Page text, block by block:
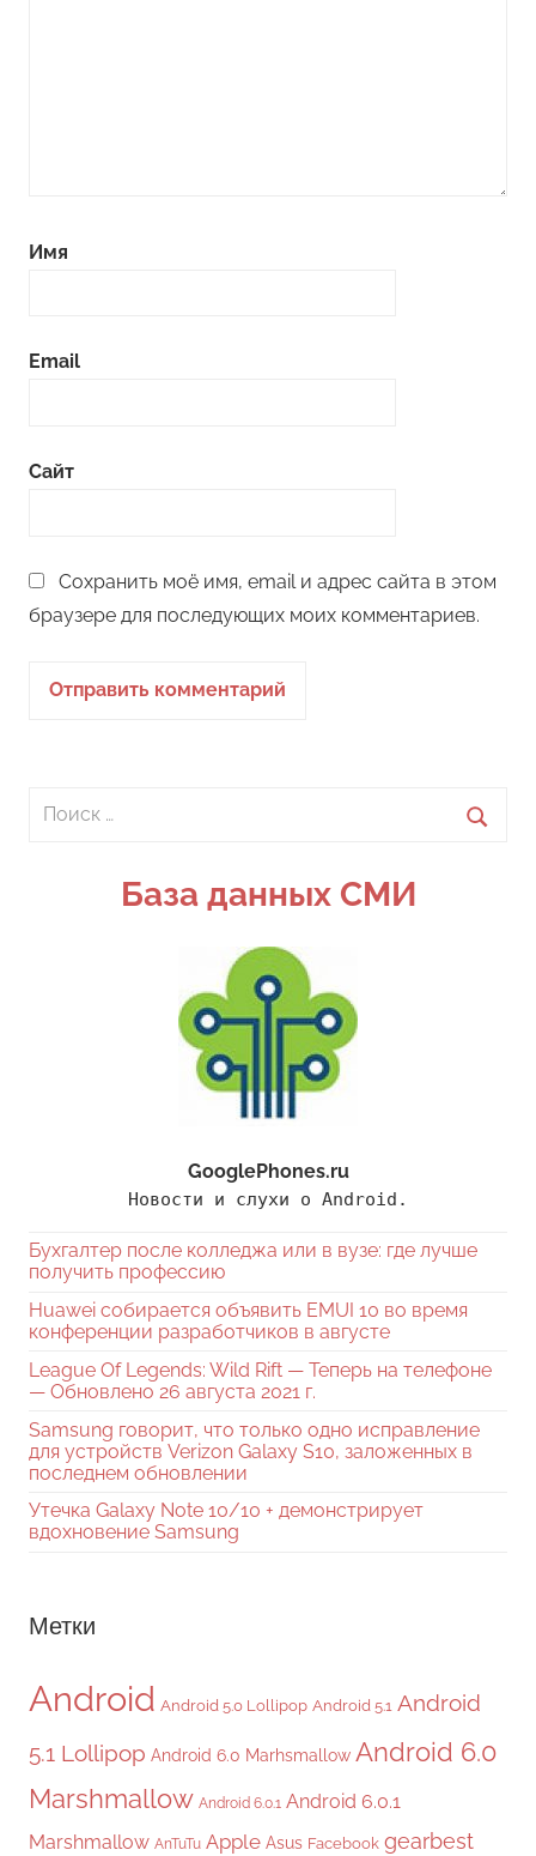
Имя
Email
Сайт
Сохранить моё имя, email и адрес сайта в этом
браузере для последующих моих комментариев.
Поиск
База данных СМИ
GooglePhones.ru
Новости и слухи о Android.
Бухгалтер после колледжа или в вузе: где лучше
получить профессию
Huawei собирается объявить EMUI 10 во время
конференции разработчиков в августе
League Of Legends: Wild Rift — Теперь на телефоне
— Обновлено 26 августа 2021 г.
Samsung говорит, что только одно исправление
для устройств Verizon Galaxy S10, заложенных в
последнем обновлении
Утечка Galaxy Note 10/10 + демонстрирует
вдохновение Samsung
Метки
Android Android 5.0 Lollipop Android 5.1 Android
5.1 Lollipop Android 6.0 Marhsmallow Android 6.0
Marshmallow Android 6.0.1 Android 6.0.1
Marshmallow AnTuTu Apple Asus Facebook gearbest